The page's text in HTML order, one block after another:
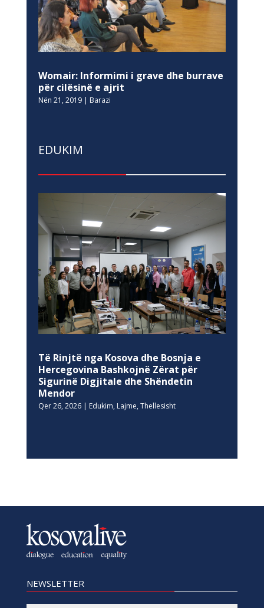
Womair: Informimi i grave dhe burrave
për cilësinë e ajrit
Nën 21, 2019| Barazi
EDUKIM
Të Rinjtë nga Kosova dhe Bosnja e
Hercegovina Bashkojnë Zërat për
Sigurinë Digjitale dhe Shëndetin
Mendor
Qer 26, 2026| Edukim, Lajme, Thellesisht
NEWSLETTER